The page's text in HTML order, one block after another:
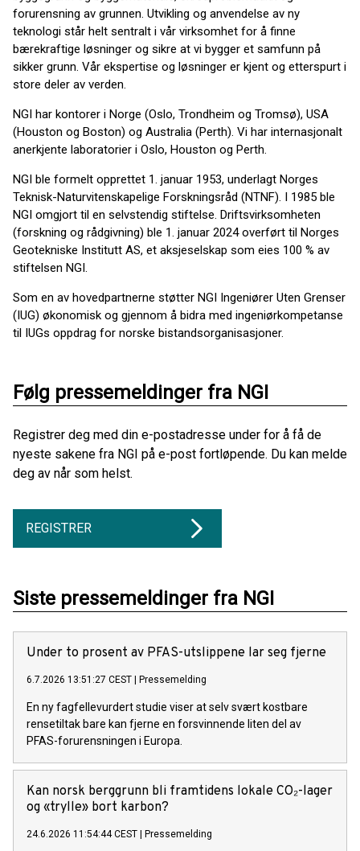
forurensning av grunnen. Utvikling og anvendelse av ny
teknologi står helt sentralt i vår virksomhet for å finne
bærekraftige løsninger og sikre at vi bygger et samfunn på
sikker grunn. Vår ekspertise og løsninger er kjent og etterspurt i
store deler av verden.
NGI har kontorer i Norge (Oslo, Trondheim og Tromsø), USA
(Houston og Boston) og Australia (Perth). Vi har internasjonalt
anerkjente laboratorier i Oslo, Houston og Perth.
NGI ble formelt opprettet 1. januar 1953, underlagt Norges
Teknisk-Naturvitenskapelige Forskningsråd (NTNF). I 1985 ble
NGI omgjort til en selvstendig stiftelse. Driftsvirksomheten
(forskning og rådgivning) ble 1. januar 2024 overført til Norges
Geotekniske Institutt AS, et aksjeselskap som eies 100 % av
stiftelsen NGI.
Som en av hovedpartnerne støtter NGI Ingeniører Uten Grenser
(IUG) økonomisk og gjennom å bidra med ingeniørkompetanse
til IUGs oppdrag for norske bistandsorganisasjoner.
Følg pressemeldinger fra NGI
Registrer deg med din e-postadresse under for å få de
nyeste sakene fra NGI på e-post fortløpende. Du kan melde
deg av når som helst.
REGISTRER
Siste pressemeldinger fra NGI
Under to prosent av PFAS-utslippene lar seg fjerne
6.7.2026 13:51:27 CEST | Pressemelding
En ny fagfellevurdert studie viser at selv svært kostbare
rensetiltak bare kan fjerne en forsvinnende liten del av
PFAS-forurensningen i Europa.
Kan norsk berggrunn bli framtidens lokale CO₂-lager
og «trylle» bort karbon?
24.6.2026 11:54:44 CEST | Pressemelding